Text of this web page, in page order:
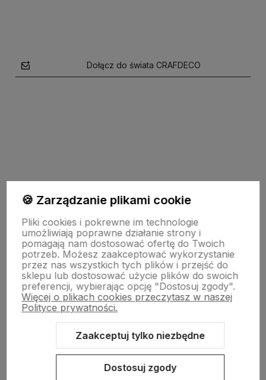
Dołącz do świata CRAFDECO
TU JESTEŚMY
INFO O PRODUKCIE
ZGODY
CRAFDECO PRO
🍪 Zarządzanie plikami cookie
Pliki cookies i pokrewne im technologie
umożliwiają poprawne działanie strony i
pomagają nam dostosować ofertę do Twoich
potrzeb. Możesz zaakceptować wykorzystanie
przez nas wszystkich tych plików i przejść do
sklepu lub dostosować użycie plików do swoich
preferencji, wybierając opcję "Dostosuj zgody".
Więcej o plikach cookies przeczytasz w naszej
Polityce prywatności.
Zaakceptuj tylko niezbędne
Dostosuj zgody